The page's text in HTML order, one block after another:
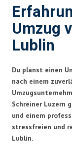
Umzug
Lublin
Du planst einen
nach einem
Schreiner Luzern
und einem
stressfreien und
Lublin.